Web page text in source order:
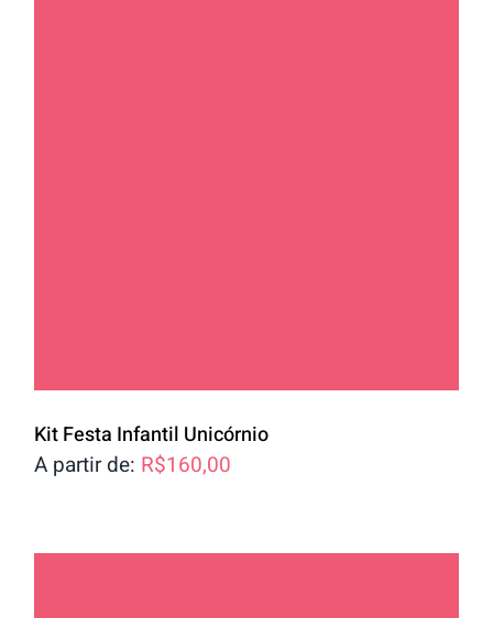
Kit Festa Infantil Unicórnio
A partir de: R$160,00